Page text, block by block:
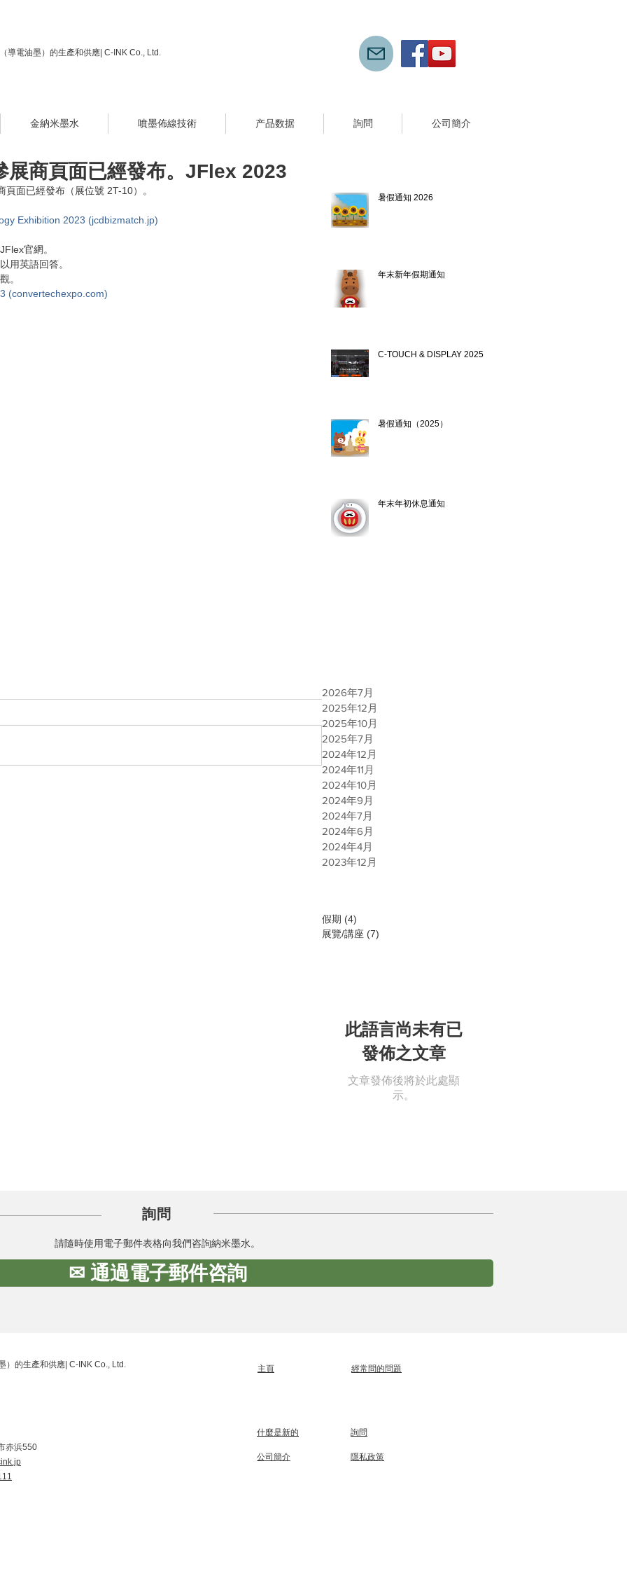
導電油墨）的生產和供應| C-INK Co., Ltd.
金納米墨水 噴墨佈線技術 产品数据 詢問 公司簡介
商頁面已經發布。JFlex 2023
面已經發布（展位號 2T-10）。
Exhibition 2023 (jcdbizmatch.jp)
官網。
用英語回答。
。
(convertechexpo.com)
暑假通知 2026
年末新年假期通知
C-TOUCH & DISPLAY 2025
暑假通知（2025）
年末年初休息通知
2026年7月
2025年12月
2025年10月
2025年7月
2024年12月
2024年11月
2024年10月
2024年9月
2024年7月
2024年6月
2024年4月
2023年12月
假期 (4)
展覽/講座 (7)
此語言尚未有已
發佈之文章
文章發佈後將於此處顯
示。
詢問
請隨時使用電子郵件表格向我們咨詢納米墨水。
✉ 通過電子郵件咨詢
）的生產和供應| C-INK Co., Ltd.
赤浜550
主頁 經常問的問題
什麼是新的 詢問
公司簡介 隱私政策